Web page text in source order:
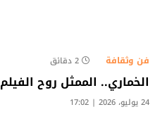
فن وثقافة 2 دقائق
الخماري.. الممثل روح الفيلم
24 يوليو، 2026 | 17:02